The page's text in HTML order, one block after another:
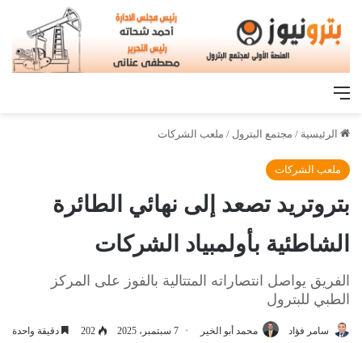
القائمة
الرئيسية / مجتمع البترول / ملعب الشركات
ملعب الشركات
بتروتريد تصعد إلى نهائي الطائرة
الشاطئية بأولمبياد الشركات
الفريق يواصل انتصاراته المتتالية بالفوز على المركز
الطبي للبترول
سامر فؤاد محمد أبو الخير 7 سبتمبر، 2025 202 دقيقة واحدة